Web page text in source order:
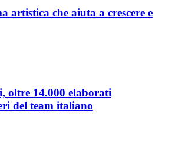
artistica che aiuta a crescere e
oltre 14.000 elaborati
del team italiano